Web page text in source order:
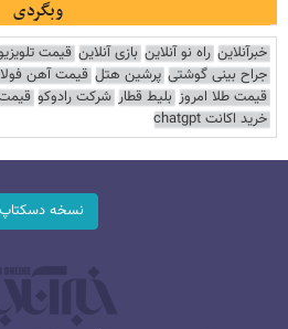
وبگردی
خبرآنلاین راه نو آنلاین بازی آنلاین قیمت
جراح بینی گوشتی پرشین هتل قیمت آهن فولاد
قیمت طلا امروز بلیط قطار شرکت رادوکو
خرید اکانت chatgpt
نسخه دسکتاپ